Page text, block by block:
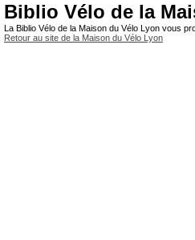
Biblio Vélo de la
La Biblio Vélo de la Maison du Vélo Lyon vous
Retour au site de la Maison du Vélo Lyon